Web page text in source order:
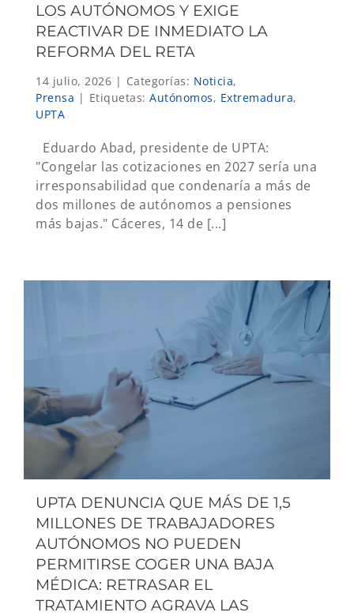
LOS AUTÓNOMOS Y EXIGE
REACTIVAR DE INMEDIATO LA
REFORMA DEL RETA
14 julio, 2026 | Categorías: Noticia,
Prensa | Etiquetas: Autónomos, Extremadura,
UPTA
Eduardo Abad, presidente de UPTA:
"Congelar las cotizaciones en 2027 sería una
irresponsabilidad que condenaría a más de
dos millones de autónomos a pensiones
más bajas." Cáceres, 14 de [...]
UPTA DENUNCIA QUE MÁS DE 1,5
MILLONES DE TRABAJADORES
AUTÓNOMOS NO PUEDEN
PERMITIRSE COGER UNA BAJA
MÉDICA: RETRASAR EL
TRATAMIENTO AGRAVA LAS